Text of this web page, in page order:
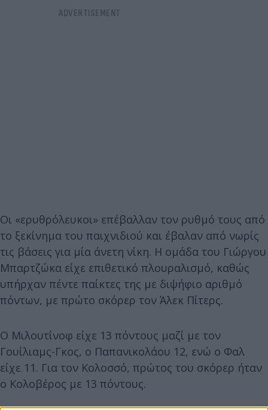
Οι «ερυθρόλευκοι» επέβαλλαν τον ρυθμό τους από
το ξεκίνημα του παιχνιδιού και έβαλαν από νωρίς
τις βάσεις για μία άνετη νίκη. Η ομάδα του Γιώργου
Μπαρτζώκα είχε επιθετικό πλουραλισμό, καθώς
υπήρχαν πέντε παίκτες της με διψήφιο αριθμό
πόντων, με πρώτο σκόρερ τον Άλεκ Πίτερς.
Ο Μιλουτίνοφ είχε 13 πόντους μαζί με τον
Γουίλιαμς-Γκος, ο Παπανικολάου 12, ενώ ο Φαλ
είχε 11. Για τον Κολοσσό, πρώτος του σκόρερ ήταν
ο Κολοβέρος με 13 πόντους.